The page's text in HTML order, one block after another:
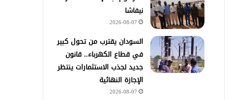
نيفاشا
2026-08-07
السودان يقترب من تحول كبير
في قطاع الكهرباء.. قانون
جديد لجذب الاستثمارات ينتظر
الإجازة النهائية
2026-08-07